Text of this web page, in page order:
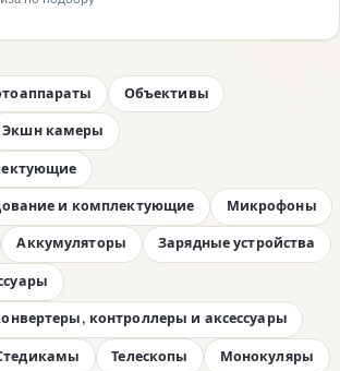
Объективы
Экшн камеры
и комплектующие Микрофоны
Аккумуляторы Зарядные устройства
контроллеры и аксессуары
Телескопы Монокуляры